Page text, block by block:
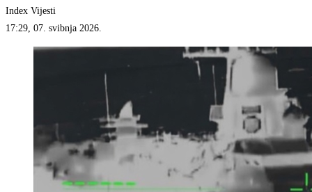
Index Vijesti
17:29, 07. svibnja 2026.